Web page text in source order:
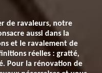
de ravaleurs, notre
aussi dans la
et le ravalement de
réelles : gratté,
Pour la rénovation de